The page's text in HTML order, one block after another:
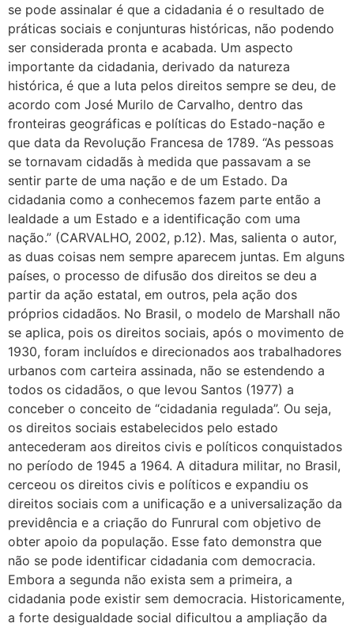
se pode assinalar é que a cidadania é o resultado de
práticas sociais e conjunturas históricas, não podendo
ser considerada pronta e acabada. Um aspecto
importante da cidadania, derivado da natureza
histórica, é que a luta pelos direitos sempre se deu, de
acordo com José Murilo de Carvalho, dentro das
fronteiras geográficas e políticas do Estado-nação e
que data da Revolução Francesa de 1789. “As pessoas
se tornavam cidadãs à medida que passavam a se
sentir parte de uma nação e de um Estado. Da
cidadania como a conhecemos fazem parte então a
lealdade a um Estado e a identificação com uma
nação.” (CARVALHO, 2002, p.12). Mas, salienta o autor,
as duas coisas nem sempre aparecem juntas. Em alguns
países, o processo de difusão dos direitos se deu a
partir da ação estatal, em outros, pela ação dos
próprios cidadãos. No Brasil, o modelo de Marshall não
se aplica, pois os direitos sociais, após o movimento de
1930, foram incluídos e direcionados aos trabalhadores
urbanos com carteira assinada, não se estendendo a
todos os cidadãos, o que levou Santos (1977) a
conceber o conceito de “cidadania regulada”. Ou seja,
os direitos sociais estabelecidos pelo estado
antecederam aos direitos civis e políticos conquistados
no período de 1945 a 1964. A ditadura militar, no Brasil,
cerceou os direitos civis e políticos e expandiu os
direitos sociais com a unificação e a universalização da
previdência e a criação do Funrural com objetivo de
obter apoio da população. Esse fato demonstra que
não se pode identificar cidadania com democracia.
Embora a segunda não exista sem a primeira, a
cidadania pode existir sem democracia. Historicamente,
a forte desigualdade social dificultou a ampliação da